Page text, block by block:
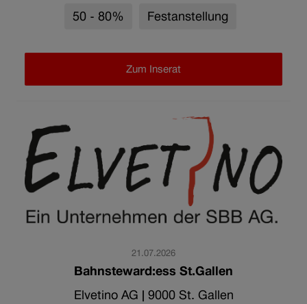
50 - 80% Festanstellung
Zum Inserat
21.07.2026
Bahnsteward:ess St.Gallen
Elvetino AG
9000 St. Gallen